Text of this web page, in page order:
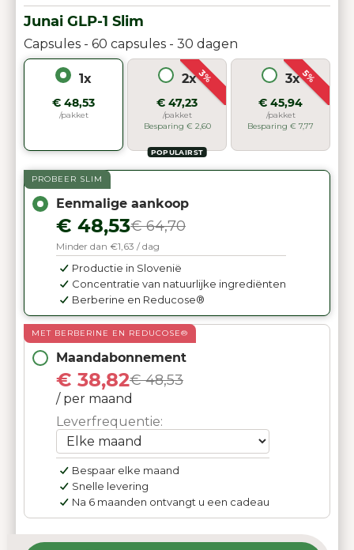
Junai GLP-1 Slim
Capsules - 60 capsules - 30 dagen
1x
€ 48,53
/pakket
3%
2x
€ 47,23
/pakket
Besparing € 2,60
POPULAIRST
5%
3x
€ 45,94
/pakket
Besparing € 7,77
MET BERBERINE EN REDUCOSE®
Maandabonnement
€ 38,82€ 48,53
/ per maand
Leverfrequentie:
Bespaar elke maand
Snelle levering
Na 6 maanden ontvangt u een cadeau
PROBEER SLIM
Eenmalige aankoop
€ 48,53€ 64,70
Minder dan €1,63 / dag
Productie in Slovenië
Concentratie van natuurlijke ingrediënten
Berberine en Reducose®